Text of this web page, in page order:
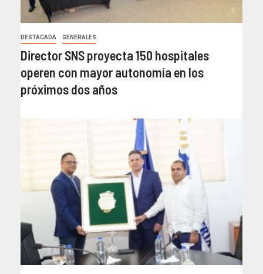
DESTACADA GENERALES
Director SNS proyecta 150 hospitales
operen con mayor autonomía en los
próximos dos años